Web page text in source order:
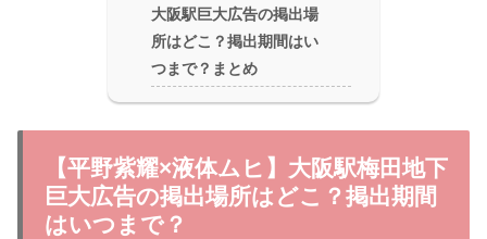
大阪駅巨大広告の掲出場
所はどこ？掲出期間はい
つまで？まとめ
【平野紫耀×液体ムヒ】大阪駅梅田地下
巨大広告の掲出場所はどこ？掲出期間
はいつまで？